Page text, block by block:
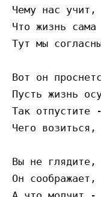
Чему нас
Что жизнь сама
Тут мы
Вот он
Пусть жизнь
Так отпустите
Чего
Вы не глядите,
Он